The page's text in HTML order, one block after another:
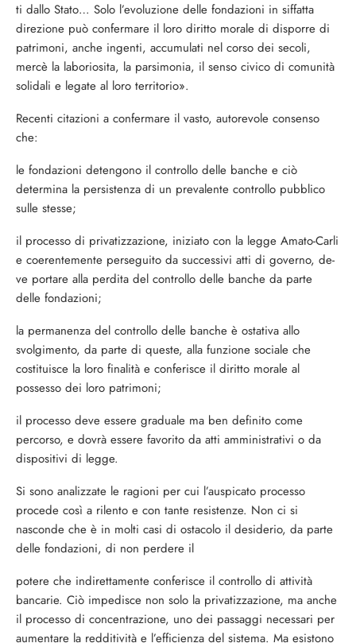
ti dallo Stato… Solo l’evoluzione delle fon­dazioni in siffatta
direzione può confermare il loro diritto morale di disporre di
patrimo­ni, anche ingenti, accumulati nel corso dei secoli,
mercè la laboriosita, la parsimonia, il senso civico di comunità
solidali e legate al loro territorio».
Recenti citazioni a confermare il vasto, autorevole consenso
che:
le fondazioni detengono il controllo delle banche e ciò
determina la persistenza di un prevalente controllo pubblico
sulle stesse;
il processo di privatizzazione, iniziato con la legge Amato-Carli
e coerentemente perseguito da successivi atti di governo, de­
ve portare alla perdita del controllo delle banche da parte
delle fondazioni;
la permanenza del controllo delle ban­che è ostativa allo
svolgimento, da parte di queste, alla funzione sociale che
costituisce la loro finalità e conferisce il diritto morale al
possesso dei loro patrimoni;
il processo deve essere graduale ma ben definito come
percorso, e dovrà essere favorito da atti amministrativi o da
disposi­tivi di legge.
Si sono analizzate le ragioni per cui l’au­spicato processo
procede così a rilento e con tante resistenze. Non ci si
nasconde che è in molti casi di ostacolo il desiderio, da parte
delle fondazioni, di non perdere il
potere che indirettamente conferisce il con­trollo di attività
bancarie. Ciò impedisce non solo la privatizzazione, ma anche
il processo di concentrazione, uno dei passag­gi necessari per
aumentare la redditività e l’efficienza del sistema. Ma esistono